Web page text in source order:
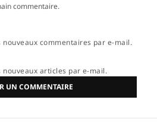
commentaire.
nouveaux commentaires par e-mail.
nouveaux articles par e-mail.